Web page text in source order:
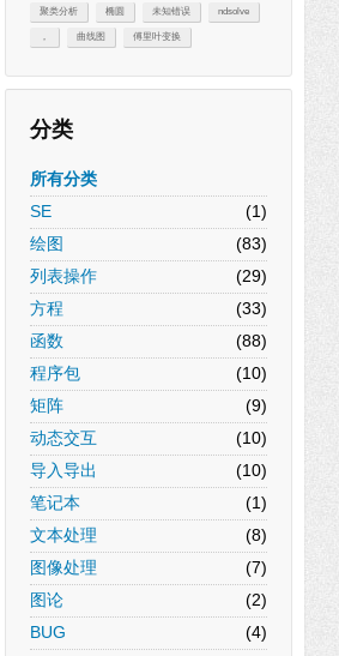
聚类分析 椭圆 未知错误 ndsolve
， 曲线图 傅里叶变换
分类
所有分类
SE
(1)
绘图
(83)
列表操作
(29)
方程
(33)
函数
(88)
程序包
(10)
矩阵
(9)
动态交互
(10)
导入导出
(10)
笔记本
(1)
文本处理
(8)
图像处理
(7)
图论
(2)
BUG
(4)